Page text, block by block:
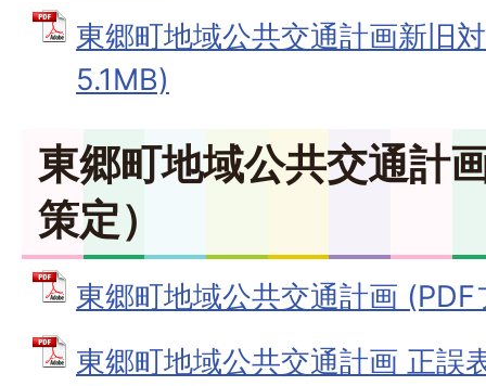
東郷町地域公共交通計画新旧
5.1MB)
東郷町地域公共交通計
策定）
東郷町地域公共交通計画
東郷町地域公共交通計画 正誤